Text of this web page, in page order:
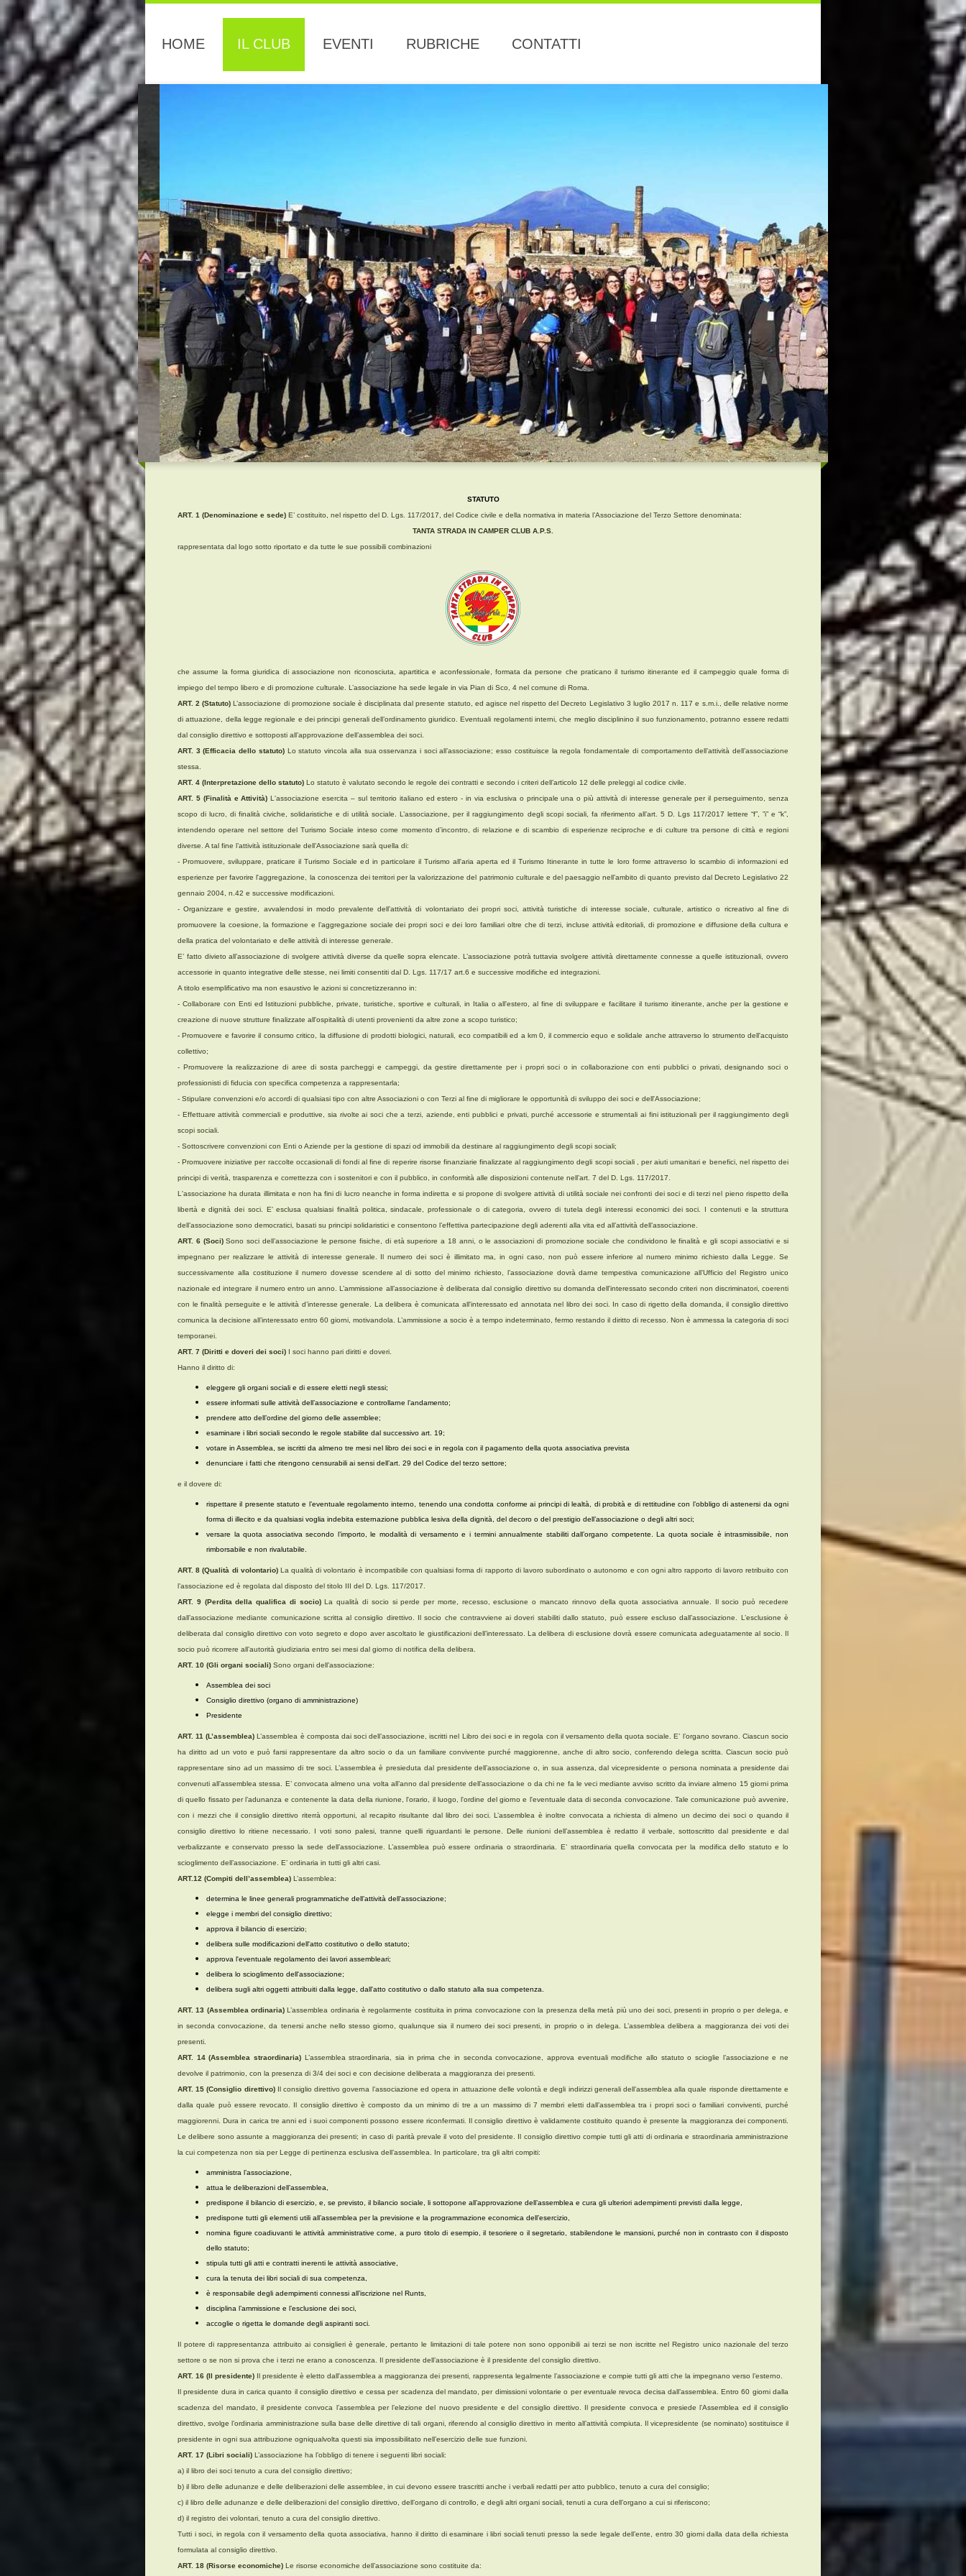
HOME IL CLUB EVENTI RUBRICHE CONTATTI
STATUTO
ART. 1 (Denominazione e sede) E’ costituito, nel rispetto del D. Lgs. 117/2017, del Codice civile e della normativa in materia l’Associazione del Terzo Settore denominata:
TANTA STRADA IN CAMPER CLUB A.P.S.
rappresentata dal logo sotto riportato e da tutte le sue possibili combinazioni
che assume la forma giuridica di associazione non riconosciuta, apartitica e aconfessionale, formata da persone che praticano il turismo itinerante ed il campeggio quale forma di
impiego del tempo libero e di promozione culturale. L’associazione ha sede legale in via Pian di Sco, 4 nel comune di Roma.
ART. 2 (Statuto) L’associazione di promozione sociale è disciplinata dal presente statuto, ed agisce nel rispetto del Decreto Legislativo 3 luglio 2017 n. 117 e s.m.i., delle relative norme
di attuazione, della legge regionale e dei principi generali dell’ordinamento giuridico. Eventuali regolamenti interni, che meglio disciplinino il suo funzionamento, potranno essere redatti
dal consiglio direttivo e sottoposti all’approvazione dell’assemblea dei soci.
ART. 3 (Efficacia dello statuto) Lo statuto vincola alla sua osservanza i soci all’associazione; esso costituisce la regola fondamentale di comportamento dell’attività dell’associazione
stessa.
ART. 4 (Interpretazione dello statuto) Lo statuto è valutato secondo le regole dei contratti e secondo i criteri dell’articolo 12 delle preleggi al codice civile.
ART. 5 (Finalità e Attività) L'associazione esercita – sul territorio italiano ed estero - in via esclusiva o principale una o più attività di interesse generale per il perseguimento, senza
scopo di lucro, di finalità civiche, solidaristiche e di utilità sociale. L’associazione, per il raggiungimento degli scopi sociali, fa riferimento all’art. 5 D. Lgs 117/2017 lettere “f”, ”i” e “k”,
intendendo operare nel settore del Turismo Sociale inteso come momento d’incontro, di relazione e di scambio di esperienze reciproche e di culture tra persone di città e regioni
diverse. A tal fine l’attività istituzionale dell’Associazione sarà quella di:
- Promuovere, sviluppare, praticare il Turismo Sociale ed in particolare il Turismo all'aria aperta ed il Turismo Itinerante in tutte le loro forme attraverso lo scambio di informazioni ed
esperienze per favorire l'aggregazione, la conoscenza dei territori per la valorizzazione del patrimonio culturale e del paesaggio nell’ambito di quanto previsto dal Decreto Legislativo 22
gennaio 2004, n.42 e successive modificazioni.
- Organizzare e gestire, avvalendosi in modo prevalente dell’attività di volontariato dei propri soci, attività turistiche di interesse sociale, culturale, artistico o ricreativo al fine di
promuovere la coesione, la formazione e l’aggregazione sociale dei propri soci e dei loro familiari oltre che di terzi, incluse attività editoriali, di promozione e diffusione della cultura e
della pratica del volontariato e delle attività di interesse generale.
E’ fatto divieto all’associazione di svolgere attività diverse da quelle sopra elencate. L’associazione potrà tuttavia svolgere attività direttamente connesse a quelle istituzionali, ovvero
accessorie in quanto integrative delle stesse, nei limiti consentiti dal D. Lgs. 117/17 art.6 e successive modifiche ed integrazioni.
A titolo esemplificativo ma non esaustivo le azioni si concretizzeranno in:
- Collaborare con Enti ed Istituzioni pubbliche, private, turistiche, sportive e culturali, in Italia o all'estero, al fine di sviluppare e facilitare il turismo itinerante, anche per la gestione e
creazione di nuove strutture finalizzate all'ospitalità di utenti provenienti da altre zone a scopo turistico;
- Promuovere e favorire il consumo critico, la diffusione di prodotti biologici, naturali, eco compatibili ed a km 0, il commercio equo e solidale anche attraverso lo strumento dell'acquisto
collettivo;
- Promuovere la realizzazione di aree di sosta parcheggi e campeggi, da gestire direttamente per i propri soci o in collaborazione con enti pubblici o privati, designando soci o
professionisti di fiducia con specifica competenza a rappresentarla;
- Stipulare convenzioni e/o accordi di qualsiasi tipo con altre Associazioni o con Terzi al fine di migliorare le opportunità di sviluppo dei soci e dell'Associazione;
- Effettuare attività commerciali e produttive, sia rivolte ai soci che a terzi, aziende, enti pubblici e privati, purché accessorie e strumentali ai fini istituzionali per il raggiungimento degli
scopi sociali.
- Sottoscrivere convenzioni con Enti o Aziende per la gestione di spazi od immobili da destinare al raggiungimento degli scopi sociali;
- Promuovere iniziative per raccolte occasionali di fondi al fine di reperire risorse finanziarie finalizzate al raggiungimento degli scopi sociali , per aiuti umanitari e benefici, nel rispetto dei
principi di verità, trasparenza e correttezza con i sostenitori e con il pubblico, in conformità alle disposizioni contenute nell’art. 7 del D. Lgs. 117/2017.
L'associazione ha durata illimitata e non ha fini di lucro neanche in forma indiretta e si propone di svolgere attività di utilità sociale nei confronti dei soci e di terzi nel pieno rispetto della
libertà e dignità dei soci. E' esclusa qualsiasi finalità politica, sindacale, professionale o di categoria, ovvero di tutela degli interessi economici dei soci. I contenuti e la struttura
dell’associazione sono democratici, basati su principi solidaristici e consentono l’effettiva partecipazione degli aderenti alla vita ed all’attività dell’associazione.
ART. 6 (Soci) Sono soci dell’associazione le persone fisiche, di età superiore a 18 anni, o le associazioni di promozione sociale che condividono le finalità e gli scopi associativi e si
impegnano per realizzare le attività di interesse generale. Il numero dei soci è illimitato ma, in ogni caso, non può essere inferiore al numero minimo richiesto dalla Legge. Se
successivamente alla costituzione il numero dovesse scendere al di sotto del minimo richiesto, l’associazione dovrà darne tempestiva comunicazione all’Ufficio del Registro unico
nazionale ed integrare il numero entro un anno. L’ammissione all’associazione è deliberata dal consiglio direttivo su domanda dell'interessato secondo criteri non discriminatori, coerenti
con le finalità perseguite e le attività d’interesse generale. La delibera è comunicata all'interessato ed annotata nel libro dei soci. In caso di rigetto della domanda, il consiglio direttivo
comunica la decisione all’interessato entro 60 giorni, motivandola. L’ammissione a socio è a tempo indeterminato, fermo restando il diritto di recesso. Non è ammessa la categoria di soci
temporanei.
ART. 7 (Diritti e doveri dei soci) I soci hanno pari diritti e doveri.
Hanno il diritto di:
eleggere gli organi sociali e di essere eletti negli stessi;
essere informati sulle attività dell’associazione e controllarne l’andamento;
prendere atto dell’ordine del giorno delle assemblee;
esaminare i libri sociali secondo le regole stabilite dal successivo art. 19;
votare in Assemblea, se iscritti da almeno tre mesi nel libro dei soci e in regola con il pagamento della quota associativa prevista
denunciare i fatti che ritengono censurabili ai sensi dell’art. 29 del Codice del terzo settore;
e il dovere di:
rispettare il presente statuto e l’eventuale regolamento interno, tenendo una condotta conforme ai principi di lealtà, di probità e di rettitudine con l’obbligo di astenersi da ogni
forma di illecito e da qualsiasi voglia indebita esternazione pubblica lesiva della dignità, del decoro o del prestigio dell’associazione o degli altri soci;
versare la quota associativa secondo l’importo, le modalità di versamento e i termini annualmente stabiliti dall’organo competente. La quota sociale è intrasmissibile, non
rimborsabile e non rivalutabile.
ART. 8 (Qualità di volontario) La qualità di volontario è incompatibile con qualsiasi forma di rapporto di lavoro subordinato o autonomo e con ogni altro rapporto di lavoro retribuito con
l’associazione ed è regolata dal disposto del titolo III del D. Lgs. 117/2017.
ART. 9 (Perdita della qualifica di socio) La qualità di socio si perde per morte, recesso, esclusione o mancato rinnovo della quota associativa annuale. Il socio può recedere
dall’associazione mediante comunicazione scritta al consiglio direttivo. Il socio che contravviene ai doveri stabiliti dallo statuto, può essere escluso dall’associazione. L’esclusione è
deliberata dal consiglio direttivo con voto segreto e dopo aver ascoltato le giustificazioni dell’interessato. La delibera di esclusione dovrà essere comunicata adeguatamente al socio. Il
socio può ricorrere all’autorità giudiziaria entro sei mesi dal giorno di notifica della delibera.
ART. 10 (Gli organi sociali) Sono organi dell’associazione:
Assemblea dei soci
Consiglio direttivo (organo di amministrazione)
Presidente
ART. 11 (L’assemblea) L’assemblea è composta dai soci dell’associazione, iscritti nel Libro dei soci e in regola con il versamento della quota sociale. E’ l’organo sovrano. Ciascun socio
ha diritto ad un voto e può farsi rappresentare da altro socio o da un familiare convivente purché maggiorenne, anche di altro socio, conferendo delega scritta. Ciascun socio può
rappresentare sino ad un massimo di tre soci. L’assemblea è presieduta dal presidente dell’associazione o, in sua assenza, dal vicepresidente o persona nominata a presidente dai
convenuti all’assemblea stessa. E’ convocata almeno una volta all’anno dal presidente dell’associazione o da chi ne fa le veci mediante avviso scritto da inviare almeno 15 giorni prima
di quello fissato per l’adunanza e contenente la data della riunione, l'orario, il luogo, l'ordine del giorno e l'eventuale data di seconda convocazione. Tale comunicazione può avvenire,
con i mezzi che il consiglio direttivo riterrà opportuni, al recapito risultante dal libro dei soci. L’assemblea è inoltre convocata a richiesta di almeno un decimo dei soci o quando il
consiglio direttivo lo ritiene necessario. I voti sono palesi, tranne quelli riguardanti le persone. Delle riunioni dell’assemblea è redatto il verbale, sottoscritto dal presidente e dal
verbalizzante e conservato presso la sede dell’associazione. L’assemblea può essere ordinaria o straordinaria. E’ straordinaria quella convocata per la modifica dello statuto e lo
scioglimento dell’associazione. E’ ordinaria in tutti gli altri casi.
ART.12 (Compiti dell’assemblea) L’assemblea:
determina le linee generali programmatiche dell’attività dell’associazione;
elegge i membri del consiglio direttivo;
approva il bilancio di esercizio;
delibera sulle modificazioni dell'atto costitutivo o dello statuto;
approva l'eventuale regolamento dei lavori assembleari;
delibera lo scioglimento dell'associazione;
delibera sugli altri oggetti attribuiti dalla legge, dall'atto costitutivo o dallo statuto alla sua competenza.
ART. 13 (Assemblea ordinaria) L’assemblea ordinaria è regolarmente costituita in prima convocazione con la presenza della metà più uno dei soci, presenti in proprio o per delega, e
in seconda convocazione, da tenersi anche nello stesso giorno, qualunque sia il numero dei soci presenti, in proprio o in delega. L’assemblea delibera a maggioranza dei voti dei
presenti.
ART. 14 (Assemblea straordinaria) L’assemblea straordinaria, sia in prima che in seconda convocazione, approva eventuali modifiche allo statuto o scioglie l’associazione e ne
devolve il patrimonio, con la presenza di 3/4 dei soci e con decisione deliberata a maggioranza dei presenti.
ART. 15 (Consiglio direttivo) Il consiglio direttivo governa l’associazione ed opera in attuazione delle volontà e degli indirizzi generali dell’assemblea alla quale risponde direttamente e
dalla quale può essere revocato. Il consiglio direttivo è composto da un minimo di tre a un massimo di 7 membri eletti dall’assemblea tra i propri soci o familiari conviventi, purché
maggiorenni. Dura in carica tre anni ed i suoi componenti possono essere riconfermati. Il consiglio direttivo è validamente costituito quando è presente la maggioranza dei componenti.
Le delibere sono assunte a maggioranza dei presenti; in caso di parità prevale il voto del presidente
. Il consiglio direttivo compie tutti gli atti di ordinaria e straordinaria amministrazione
la cui competenza non sia per Legge di pertinenza esclusiva dell’assemblea. In particolare, tra gli altri compiti:
amministra l’associazione,
attua le deliberazioni dell’assemblea,
predispone il bilancio di esercizio, e, se previsto, il bilancio sociale, li sottopone all’approvazione dell’assemblea e cura gli ulteriori adempimenti previsti dalla legge,
predispone tutti gli elementi utili all’assemblea per la previsione e la programmazione economica dell’esercizio,
nomina figure coadiuvanti le attività amministrative come, a puro titolo di esempio, il tesoriere o il segretario, stabilendone le mansioni, purché non in contrasto con il disposto
dello statuto;
stipula tutti gli atti e contratti inerenti le attività associative,
cura la tenuta dei libri sociali di sua competenza,
è responsabile degli adempimenti connessi all’iscrizione nel Runts,
disciplina l’ammissione e l’esclusione dei soci,
accoglie o rigetta le domande degli aspiranti soci.
Il potere di rappresentanza attribuito ai consiglieri è generale, pertanto le limitazioni di tale potere non sono opponibili ai terzi se non iscritte nel Registro unico nazionale del terzo
settore o se non si prova che i terzi ne erano a conoscenza. Il presidente dell’associazione è il presidente del consiglio direttivo.
ART. 16 (Il presidente) Il presidente è eletto dall'assemblea a maggioranza dei presenti, rappresenta legalmente l’associazione e compie tutti gli atti che la impegnano verso l’esterno.
Il presidente dura in carica quanto il consiglio direttivo e cessa per scadenza del mandato, per dimissioni volontarie o per eventuale revoca decisa dall’assemblea. Entro 60 giorni dalla
scadenza del mandato, il presidente convoca l’assemblea per l’elezione del nuovo presidente e del consiglio direttivo. Il presidente convoca e presiede l’Assemblea ed il consiglio
direttivo, svolge l’ordinaria amministrazione sulla base delle direttive di tali organi, riferendo al consiglio direttivo in merito all’attività compiuta. Il vicepresidente (se nominato) sostituisce il
presidente in ogni sua attribuzione ogniqualvolta questi sia impossibilitato nell’esercizio delle sue funzioni.
ART. 17 (Libri sociali) L’associazione ha l’obbligo di tenere i seguenti libri sociali:
a) il libro dei soci tenuto a cura del consiglio direttivo;
b) il libro delle adunanze e delle deliberazioni delle assemblee, in cui devono essere trascritti anche i verbali redatti per atto pubblico, tenuto a cura del consiglio;
c) il libro delle adunanze e delle deliberazioni del consiglio direttivo, dell’organo di controllo, e degli altri organi sociali, tenuti a cura dell’organo a cui si riferiscono;
d) il registro dei volontari, tenuto a cura del consiglio direttivo.
Tutti i soci, in regola con il versamento della quota associativa, hanno il diritto di esaminare i libri sociali tenuti presso la sede legale dell’ente, entro 30 giorni dalla data della richiesta
formulata al consiglio direttivo.
ART. 18 (Risorse economiche) Le risorse economiche dell’associazione sono costituite da: